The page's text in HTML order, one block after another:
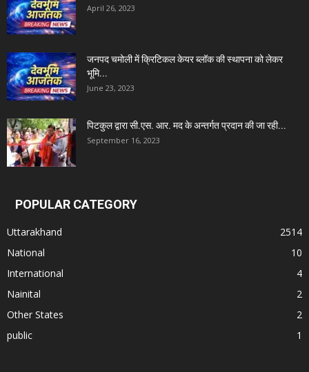
April 26, 2023
जनपद चमोली में क्रिटिकल केयर ब्लॉक की स्थापना को लेकर
भूमि...
June 23, 2023
पिटकुल द्वारा सी.एस. आर. मद के अन्तर्गत प्रदान की जा रही...
September 16, 2023
POPULAR CATEGORY
Uttarakhand
2514
National
10
International
4
Nainital
2
Other States
2
public
1